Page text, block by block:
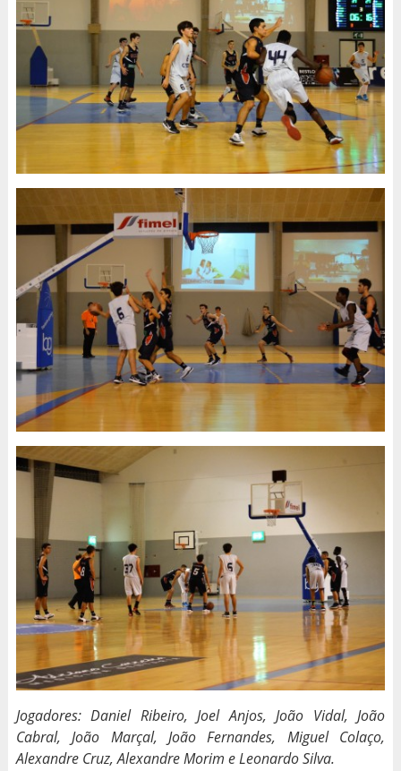
Jogadores: Daniel Ribeiro, Joel Anjos, João Vidal, João
Cabral, João Marçal, João Fernandes, Miguel Colaço,
Alexandre Cruz, Alexandre Morim e Leonardo Silva.